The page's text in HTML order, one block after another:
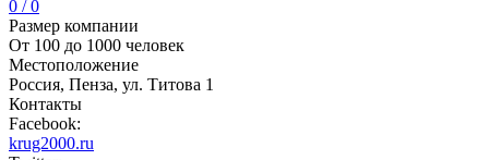
0 / 0
Размер компании
От 100 до 1000 человек
Местоположение
Россия, Пенза, ул. Титова 1
Контакты
Facebook:
krug2000.ru